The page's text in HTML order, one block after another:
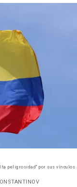
peligrosidad" por sus vínculos